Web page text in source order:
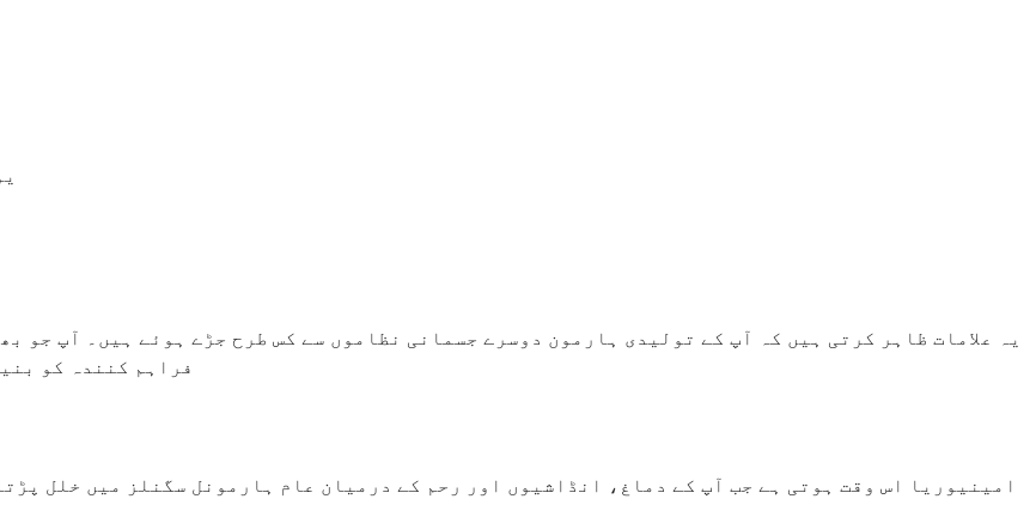
یہ علامات ظاہر کرتی ہیں کہ آپ کے تولیدی ہارمون دوسرے جسمانی نظاموں سے کس طرح جڑے ہوئے ہیں۔ آپ جو
فراہم کنندہ کو
امینیوریا اس وقت ہوتی ہے جب آپ کے دماغ، انڈاشیوں اور رحم کے درمیان عام ہارمونل سگنلز میں خلل